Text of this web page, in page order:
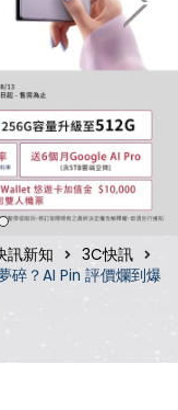
訊新知
3C快訊
碎？AI Pin 評價爛到爆